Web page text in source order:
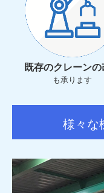
既存のクレーンの
も承ります
様々な